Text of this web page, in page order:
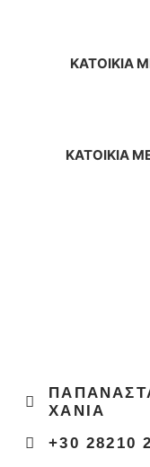
ΚΑΤΟΙΚΙΑ
ΚΑΤΟΙΚΙΑ
ΧΑΝΙΑ
+30 28210